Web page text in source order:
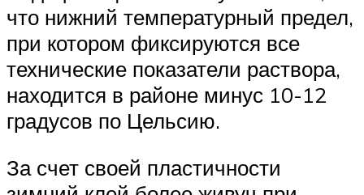
что нижний температурный предел,
при котором фиксируются все
технические показатели раствора,
находится в районе минус 10-12
градусов по Цельсию.
За счет своей пластичности